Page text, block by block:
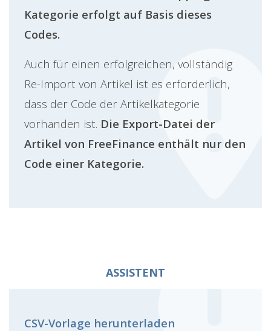
Kategorie erfolgt auf Basis dieses
Codes.
Auch für einen erfolgreichen, vollständig
Re-Import von Artikel ist es erforderlich,
dass der Code der Artikelkategorie
vorhanden ist. Die Export-Datei der
Artikel von FreeFinance enthält nur den
Code einer Kategorie.
ASSISTENT
CSV-Vorlage herunterladen